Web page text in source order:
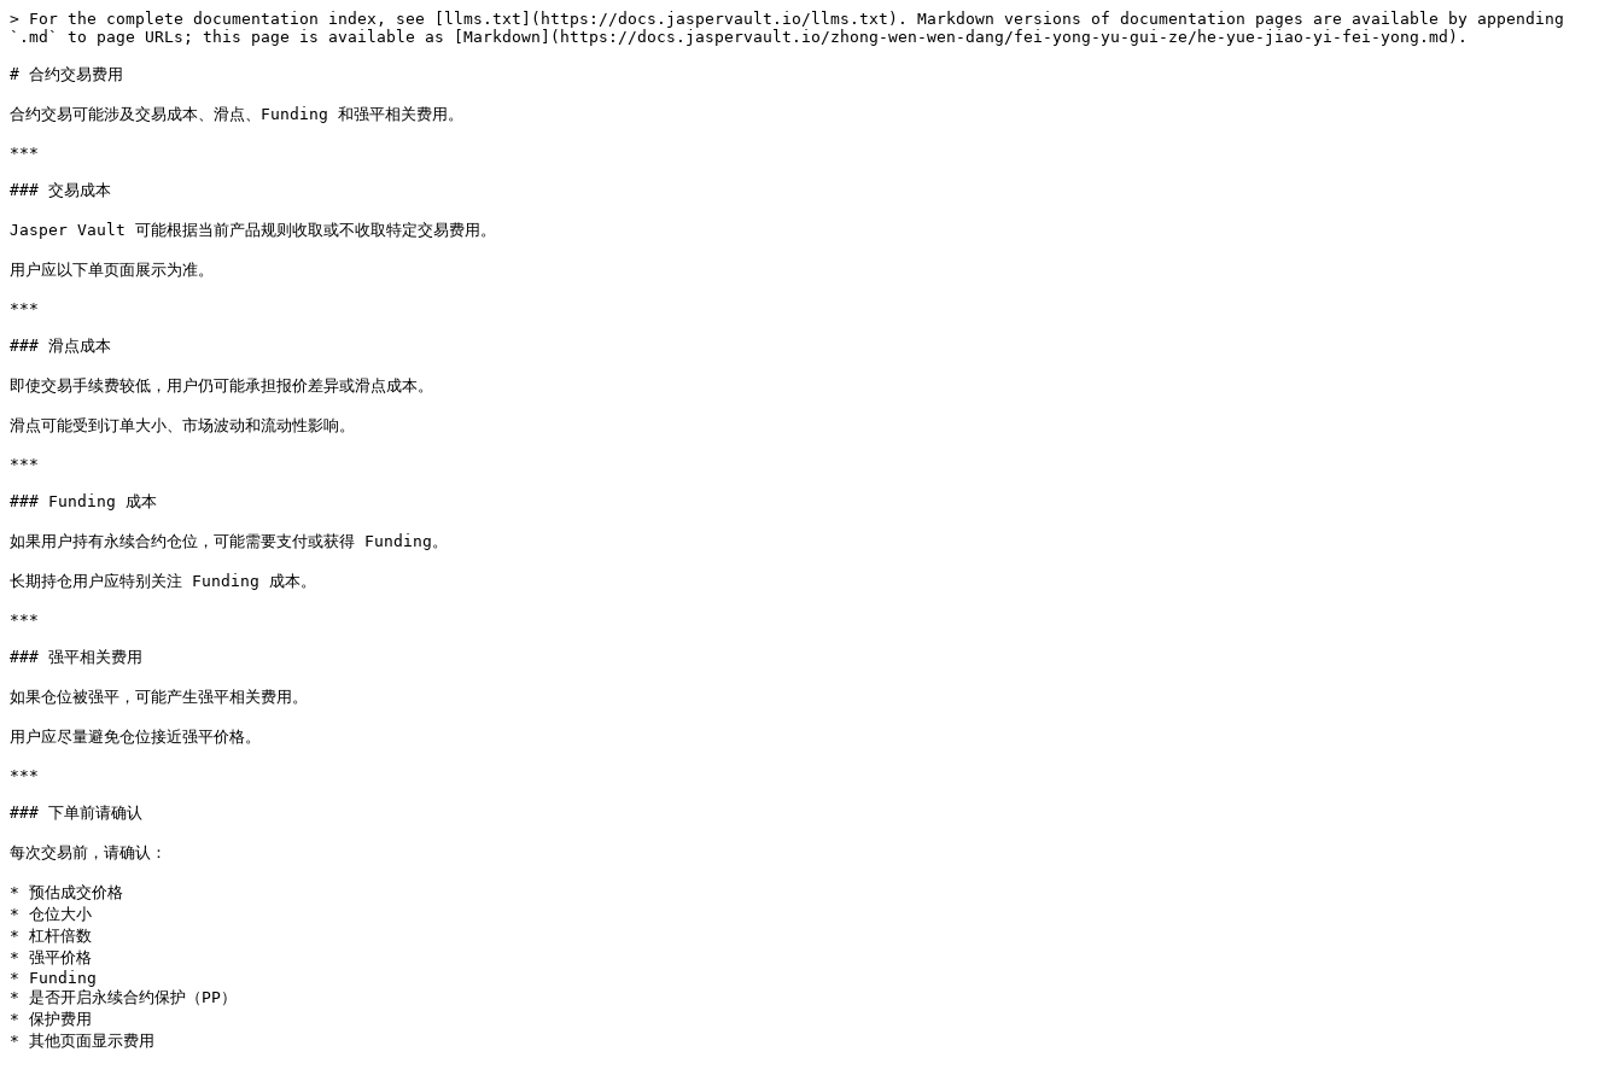
> For the complete documentation index, see [llms.txt](https://docs.jaspervault.io/llms.txt). Markdown versions of documentation pages are available by appending
`.md` to page URLs; this page is available as [Markdown](https://docs.jaspervault.io/zhong-wen-wen-dang/fei-yong-yu-gui-ze/he-yue-jiao-yi-fei-yong.md).
# 合约交易费用
合约交易可能涉及交易成本、滑点、Funding 和强平相关费用。
***
### 交易成本
Jasper Vault 可能根据当前产品规则收取或不收取特定交易费用。
用户应以下单页面展示为准。
***
### 滑点成本
即使交易手续费较低，用户仍可能承担报价差异或滑点成本。
滑点可能受到订单大小、市场波动和流动性影响。
***
### Funding 成本
如果用户持有永续合约仓位，可能需要支付或获得 Funding。
长期持仓用户应特别关注 Funding 成本。
***
### 强平相关费用
如果仓位被强平，可能产生强平相关费用。
用户应尽量避免仓位接近强平价格。
***
### 下单前请确认
每次交易前，请确认：
* 预估成交价格
* 仓位大小
* 杠杆倍数
* 强平价格
* Funding
* 是否开启永续合约保护（PP）
* 保护费用